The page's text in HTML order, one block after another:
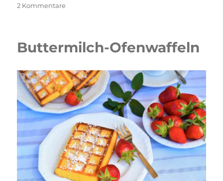
2 Kommentarezu
wie
Buttermilch-Ofenwaffeln